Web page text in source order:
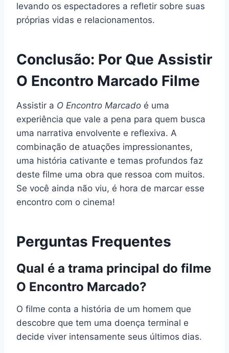
levando os espectadores a refletir sobre suas
próprias vidas e relacionamentos.
Conclusão: Por Que Assistir
O Encontro Marcado Filme
Assistir a O Encontro Marcado é uma
experiência que vale a pena para quem busca
uma narrativa envolvente e reflexiva. A
combinação de atuações impressionantes,
uma história cativante e temas profundos faz
deste filme uma obra que ressoa com muitos.
Se você ainda não viu, é hora de marcar esse
encontro com o cinema!
Perguntas Frequentes
Qual é a trama principal do filme
O Encontro Marcado?
O filme conta a história de um homem que
descobre que tem uma doença terminal e
decide viver intensamente seus últimos dias.